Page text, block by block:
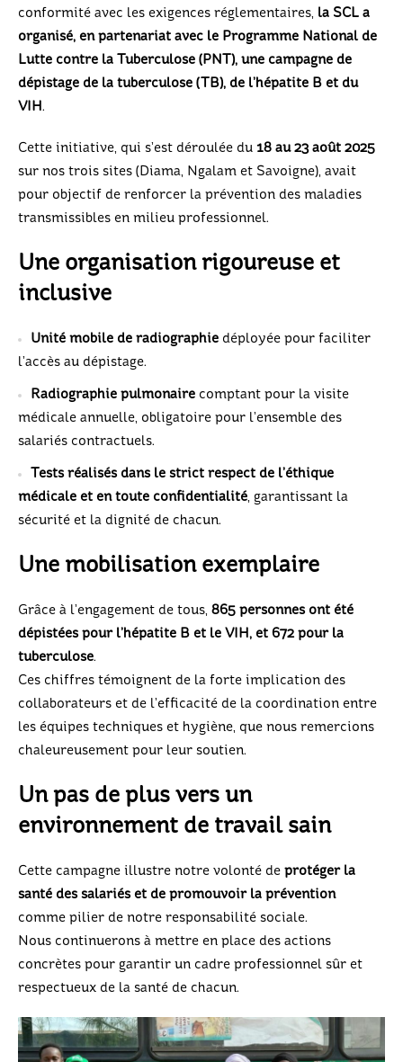
conformité avec les exigences réglementaires, la SCL a
organisé, en partenariat avec le Programme National de
Lutte contre la Tuberculose (PNT), une campagne de
dépistage de la tuberculose (TB), de l’hépatite B et du
VIH.
Cette initiative, qui s’est déroulée du 18 au 23 août 2025
sur nos trois sites (Diama, Ngalam et Savoigne), avait
pour objectif de renforcer la prévention des maladies
transmissibles en milieu professionnel.
Une organisation rigoureuse et
inclusive
Unité mobile de radiographiedéployée pour faciliter
l’accès au dépistage.
Radiographie pulmonairecomptant pour la visite
médicale annuelle, obligatoire pour l’ensemble des
salariés contractuels.
Tests réalisés dans le strict respect de l’éthique
médicale et en toute confidentialité, garantissant la
sécurité et la dignité de chacun.
Une mobilisation exemplaire
Grâce à l’engagement de tous, 865 personnes ont été
dépistées pour l’hépatite B et le VIH, et 672 pour la
tuberculose.
Ces chiffres témoignent de la forte implication des
collaborateurs et de l’efficacité de la coordination entre
les équipes techniques et hygiène, que nous remercions
chaleureusement pour leur soutien.
Un pas de plus vers un
environnement de travail sain
Cette campagne illustre notre volonté de protéger la
santé des salariés et de promouvoir la prévention
comme pilier de notre responsabilité sociale.
Nous continuerons à mettre en place des actions
concrètes pour garantir un cadre professionnel sûr et
respectueux de la santé de chacun.